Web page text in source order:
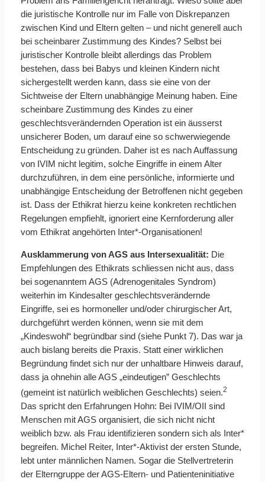
die juristische Kontrolle nur im Falle von Diskrepanzen
zwischen Kind und Eltern gelten – und nicht generell auch
bei scheinbarer Zustimmung des Kindes? Selbst bei
juristischer Kontrolle bleibt allerdings das Problem
bestehen, dass bei Babys und kleinen Kindern nicht
sichergestellt werden kann, dass sie eine von der
Sichtweise der Eltern unabhängige Meinung haben. Eine
scheinbare Zustimmung des Kindes zu einer
geschlechtsverändernden Operation ist ein äusserst
unsicherer Boden, um darauf eine so schwerwiegende
Entscheidung zu gründen. Daher ist es nach Auffassung
von IVIM nicht legitim, solche Eingriffe in einem Alter
durchzuführen, in dem eine persönliche, informierte und
unabhängige Entscheidung der Betroffenen nicht gegeben
ist. Dass der Ethikrat hierzu keine konkreten rechtlichen
Regelungen empfiehlt, ignoriert eine Kernforderung aller
vom Ethikrat angehörten Inter*-Organisationen!
Ausklammerung von AGS aus Intersexualität: Die
Empfehlungen des Ethikrats schliessen nicht aus, dass
bei sogenanntem AGS (Adrenogenitales Syndrom)
weiterhin im Kindesalter geschlechtsverändernde
Eingriffe, sei es hormoneller und/oder chirurgischer Art,
durchgeführt werden können, wenn sie mit dem
„Kindeswohl“ begründbar sind (siehe Punkt 7). Das war ja
auch bislang bereits die Praxis. Statt einer wirklichen
Begründung findet sich nur der unhaltbare Hinweis darauf,
dass ja ohnehin alle AGS „eindeutigen” Geschlechts
(gemeint ist natürlich weiblichen Geschlechts) seien.2
Das spricht den Erfahrungen Hohn: Bei IVIM/OII sind
Menschen mit AGS organisiert, die sich nicht nicht
weiblich bzw. als Frau identifizieren sondern sich als Inter*
begreifen. Michel Reiter, Inter*-Aktivist der ersten Stunde,
lebt unter männlichen Namen. Sogar die Stellvertreterin
der Elterngruppe der AGS-Eltern- und Patienteninitiative